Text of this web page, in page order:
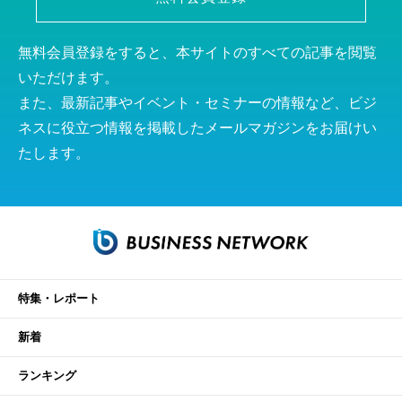
無料会員登録をすると、本サイトのすべての記事を閲覧
いただけます。
また、最新記事やイベント・セミナーの情報など、ビジ
ネスに役立つ情報を掲載したメールマガジンをお届けい
たします。
特集・レポート
新着
ランキング